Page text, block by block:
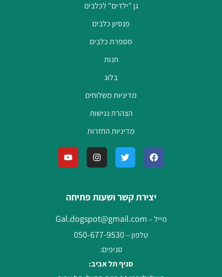
גן "ילדים" לכלבים
פנסיון כלבים
מספרת כלבים
חנות
בלוג
מדיניות משלוחים
הצהרת נגישות
מדיניות החזרות
יצירת קשר ושעות פתיחה
מייל –Gal.dogspot@gmail.com
טלפון –050-677-9530
סניפים:
סניף תל אביב: